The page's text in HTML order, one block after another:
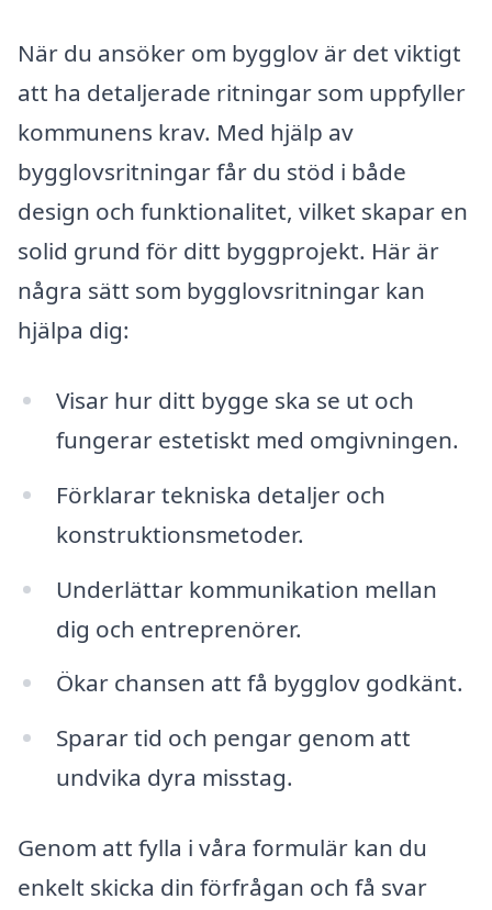
När du ansöker om bygglov är det viktigt
att ha detaljerade ritningar som uppfyller
kommunens krav. Med hjälp av
bygglovsritningar får du stöd i både
design och funktionalitet, vilket skapar en
solid grund för ditt byggprojekt. Här är
några sätt som bygglovsritningar kan
hjälpa dig:
Visar hur ditt bygge ska se ut och
fungerar estetiskt med omgivningen.
Förklarar tekniska detaljer och
konstruktionsmetoder.
Underlättar kommunikation mellan
dig och entreprenörer.
Ökar chansen att få bygglov godkänt.
Sparar tid och pengar genom att
undvika dyra misstag.
Genom att fylla i våra formulär kan du
enkelt skicka din förfrågan och få svar